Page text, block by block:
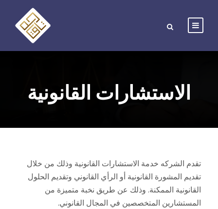
الاستشارات القانونية
تقدم الشركه خدمة الاستشارات القانونية وذلك من خلال
تقديم المشورة القانونية أو الرأي القانوني وتقديم الحلول
القانونية الممكنة. وذلك عن طريق نخبة متميزة من
المستشارين المتخصصين في المجال القانوني.